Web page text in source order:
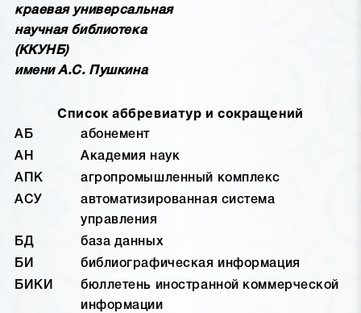
краевая универсальная
научная библиотека
(ККУНБ)
имени А.С. Пушкина
Список аббревиатур и сокращений
АБ
абонемент
АН
Академия наук
АПК
агропромышленный комплекс
АСУ
автоматизированная система
управления
БД
база данных
БИ
библиографическая информация
БИКИ
бюллетень иностранной коммерческой
информации